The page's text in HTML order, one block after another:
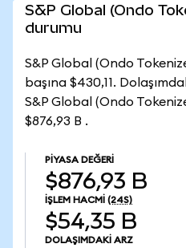
S&P Global (Ondo
durumu
S&P Global (Ondo
başına $430,11.
S&P Global (Ondo
$876,93 B .
PIYASA DEĞERI
$876,93 B
İŞLEM HACMI (24S)
$54,35 B
DOLAŞIMDAKI ARZ